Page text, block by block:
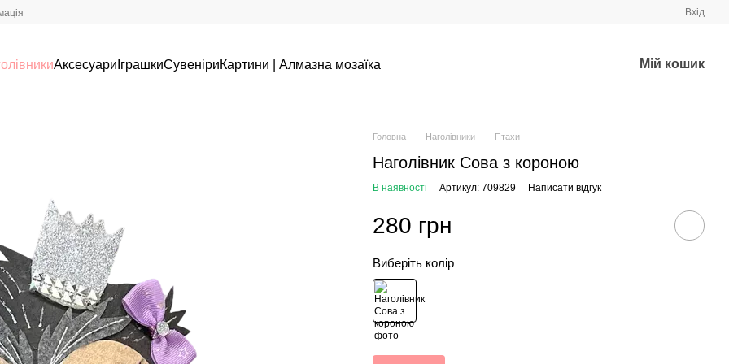
Вхід
Аксесуари ІграшкиСувеніриКартини | Алмазна мозаїка Мій кошик
Головна Наголівники Птахи
Наголівник Сова з короною
В наявності Артикул: 709829 Написати відгук
280 грн
Виберіть колір